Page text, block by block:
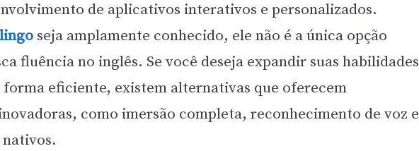
de aplicativos interativos e personalizados.
seja amplamente conhecido, ele não é a única opção
fluência no inglês. Se você deseja expandir suas habilidades
eficiente, existem alternativas que oferecem
como imersão completa, reconhecimento de voz e